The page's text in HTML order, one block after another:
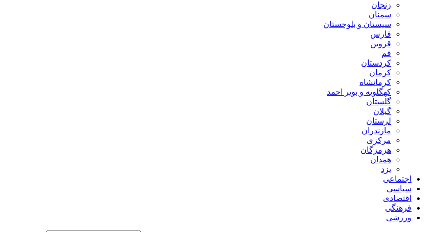
زنجان
سمنان
سیستان و بلوچستان
فارس
قزوین
قم
کردستان
کرمان
کرمانشاه
کهگلویه و بویر احمد
گلستان
گیلان
لرستان
مازندران
مرکزی
هرمزگان
همدان
یزد
اجتماعی
سیاسی
اقتصادی
فرهنگی
ورزشی